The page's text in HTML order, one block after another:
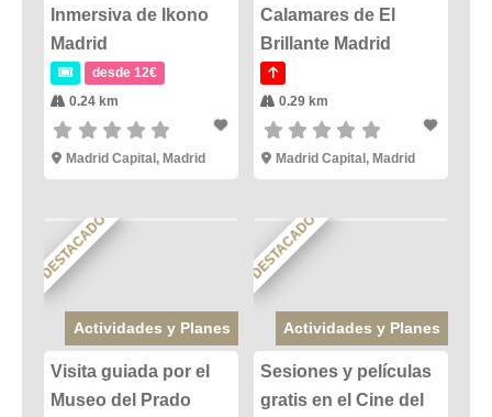
Inmersiva de Ikono
Madrid
desde 12€
0.24 km
Madrid Capital , Madrid
Calamares de El
Brillante Madrid
0.29 km
Madrid Capital , Madrid
DESTACADO
Actividades y Planes
Visita guiada por el
Museo del Prado
DESTACADO
Actividades y Planes
Sesiones y películas
gratis en el Cine del